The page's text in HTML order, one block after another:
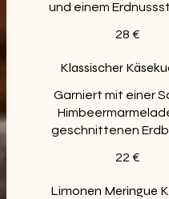
und einem
28 €
Klassischer
Garniert mit einer
geschnittenen
22 €
Limonen Meringue